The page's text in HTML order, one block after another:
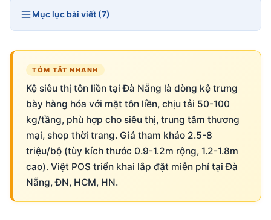
Mục lục bài viết (7)
TÓM TẮT NHANH
Kệ siêu thị tôn liền tại Đà Nẵng là dòng kệ trưng
bày hàng hóa với mặt tôn liền, chịu tải 50-100
kg/tầng, phù hợp cho siêu thị, trung tâm thương
mại, shop thời trang. Giá tham khảo 2.5-8
triệu/bộ (tùy kích thước 0.9-1.2m rộng, 1.2-1.8m
cao). Việt POS triển khai lắp đặt miễn phí tại Đà
Nẵng, ĐN, HCM, HN.